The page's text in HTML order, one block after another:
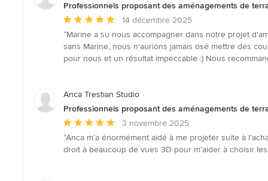
Professionnels proposant des aménagements de
Note
moyenne
:
5
5
14 décembre 2025
“Marine a su nous accompagner dans notre projet
sans Marine, nous n'aurions jamais osé mettre des
pour nous et un résultat impeccable :) Nous
Anca Trestian Studio
Professionnels proposant des aménagements de
Note
moyenne
:
3 novembre 2025
“Anca m’a énormément aidé à me projeter suite à
droit à beaucoup de vues 3D pour m’aider à choisir